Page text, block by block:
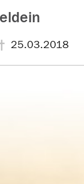
25.03.2018